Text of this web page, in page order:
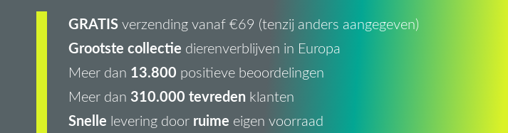
GRATISverzending vanaf €69 (tenzij anders aangegeven)
Grootste collectie dierenverblijven in Europa
Meer dan 13.800 positieve beoordelingen
Meer dan 310.000 tevredenklanten
Snelle levering door ruime eigen voorraad